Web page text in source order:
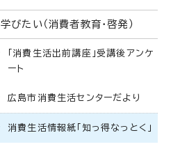
学びたい（消費者教育・啓発）
「消費生活出前講座」受講後アンケ
ート
広島市消費生活センターだより
消費生活情報紙「知っ得なっとく」